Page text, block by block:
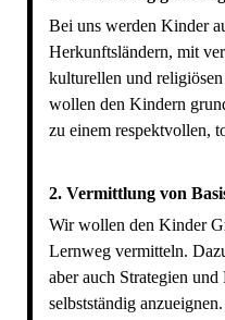
Bei uns werden Kinder
Herkunftsländern, mit
kulturellen und
wollen den Kindern
zu einem respektvollen,
2. Vermittlung von
Wir wollen den Kinder
Lernweg vermitteln.
aber auch Strategien
selbstständig anzueignen.